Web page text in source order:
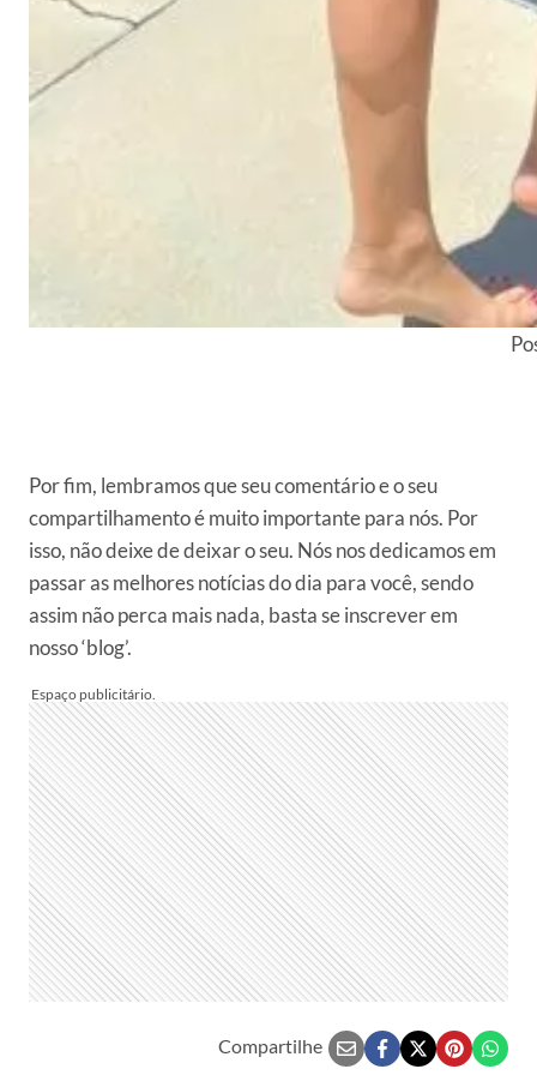
Por fim, lembramos que seu comentário e o seu
compartilhamento é muito importante para nós. Por
isso, não deixe de deixar o seu. Nós nos dedicamos em
passar as melhores notícias do dia para você, sendo
assim não perca mais nada, basta se inscrever em
nosso ‘blog’.
Compartilhe